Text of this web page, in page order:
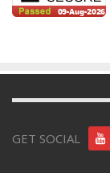
GET SOCIAL